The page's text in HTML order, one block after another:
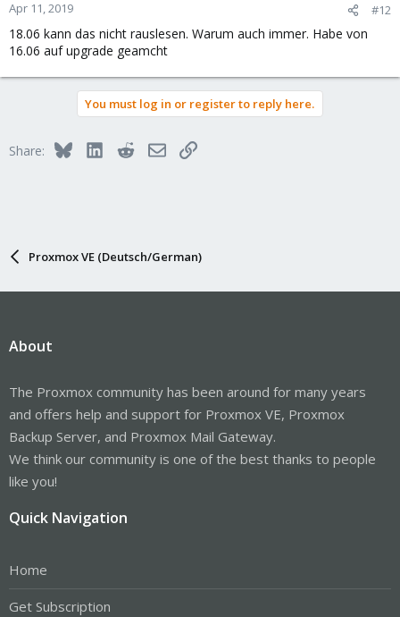
Apr 11, 2019 #12
18.06 kann das nicht rauslesen. Warum auch immer. Habe von
16.06 auf upgrade geamcht
You must log in or register to reply here.
Share: BlueskyLinkedInRedditEmailLink
Proxmox VE (Deutsch/German)
About
The Proxmox community has been around for many years
and offers help and support for Proxmox VE, Proxmox
Backup Server, and Proxmox Mail Gateway.
We think our community is one of the best thanks to people
like you!
Quick Navigation
Home
Get Subscription